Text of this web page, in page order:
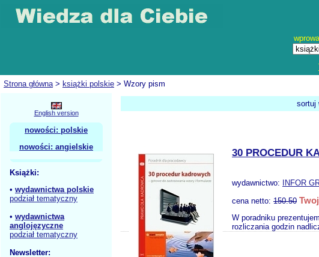
Strona główna> książki polskie > Wzory pism
English version
nowości: polskie
nowości: angielskie
Książki:
• wydawnictwa polskie
podział tematyczny
• wydawnictwa
anglojęzyczne
podział tematyczny
Newsletter:
sortuj
30 PROCEDUR
wydawnictwo: INFOR
cena netto: 150.50
W poradniku
rozliczania godzin